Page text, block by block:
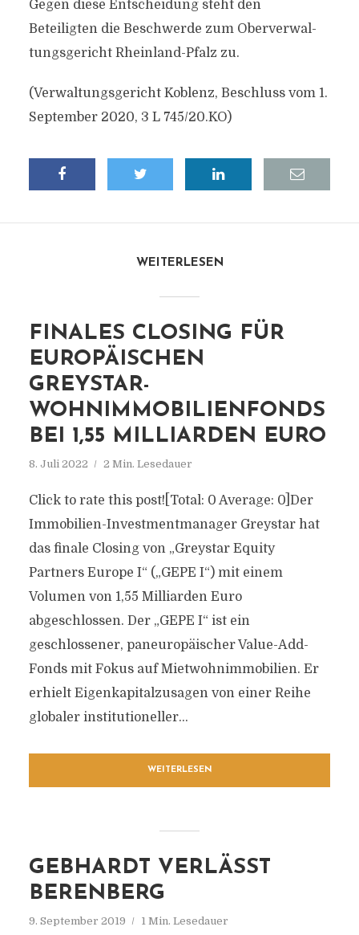
Gegen diese Entscheidung steht den
Beteiligten die Beschwerde zum Oberverwal-
tungsgericht Rheinland-Pfalz zu.
(Verwaltungsgericht Koblenz, Beschluss vom 1.
September 2020, 3 L 745/20.KO)
WEITERLESEN
FINALES CLOSING FÜR
EUROPÄISCHEN
GREYSTAR-
WOHNIMMOBILIENFONDS
BEI 1,55 MILLIARDEN EURO
8. Juli 2022 2 Min. Lesedauer
Click to rate this post![Total: 0 Average: 0]Der
Immobilien-Investmentmanager Greystar hat
das finale Closing von „Greystar Equity
Partners Europe I“ („GEPE I“) mit einem
Volumen von 1,55 Milliarden Euro
abgeschlossen. Der „GEPE I“ ist ein
geschlossener, paneuropäischer Value-Add-
Fonds mit Fokus auf Mietwohnimmobilien. Er
erhielt Eigenkapitalzusagen von einer Reihe
globaler institutioneller...
WEITERLESEN
GEBHARDT VERLÄSST
BERENBERG
9. September 2019 1 Min. Lesedauer